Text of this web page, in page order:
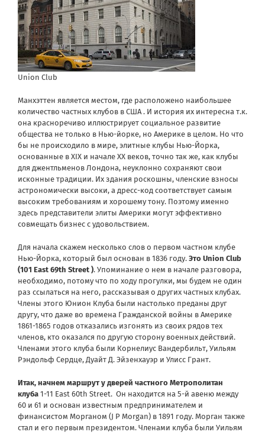
Union Club
Манхэттен является местом, где расположено наибольшее
количество частных клубов в США . И история их интересна т.к.
она красноречиво иллюстрирует социальное развитие
общества не только в Нью-йорке, но Америке в целом. Но что
бы не происходило в мире, элитные клубы Нью-Йорка,
основанные в XIX и начале XX веков, точно так же, как клубы
для джентльменов Лондона, неуклонно сохраняют свои
исконные традиции. Их здания роскошны, членские взносы
астрономически высоки, а дресс-код соответствует самым
высоким требованиям и хорошему тону. Поэтому именно
здесь представители элиты Америки могут эффективно
совмещать бизнес с удовольствием.
Для начала скажем несколько слов о первом частном клубе
Нью-Йорка, который был основан в 1836 году. Это Union Club
(101 East 69th Street ). Упоминание о нем в начале разговора,
необходимо, потому что по ходу прогулки, мы будем не один
раз ссылаться на него, рассказывая о других частных клубах.
Члены этого Юнион Клуба были настолько преданы друг
другу, что даже во времена Гражданской войны в Америке
1861-1865 годов отказались изгонять из своих рядов тех
членов, кто оказался по другую сторону военных действий.
Членами этого клуба были Корнелиус Вандербильт, Уильям
Рэндольф Сердце, Дуайт Д. Эйзенхауэр и Улисс Грант.
Итак, начнем маршрут у дверей частного Метрополитан
клуба 1-11 East 60th Street. Он находится на 5-й авеню между
60 и 61 и основан известным предпринимателем и
финансистом Морганом (J P Morgan) в 1891 году. Морган также
стал и его первым президентом. Членами клуба были Уильям